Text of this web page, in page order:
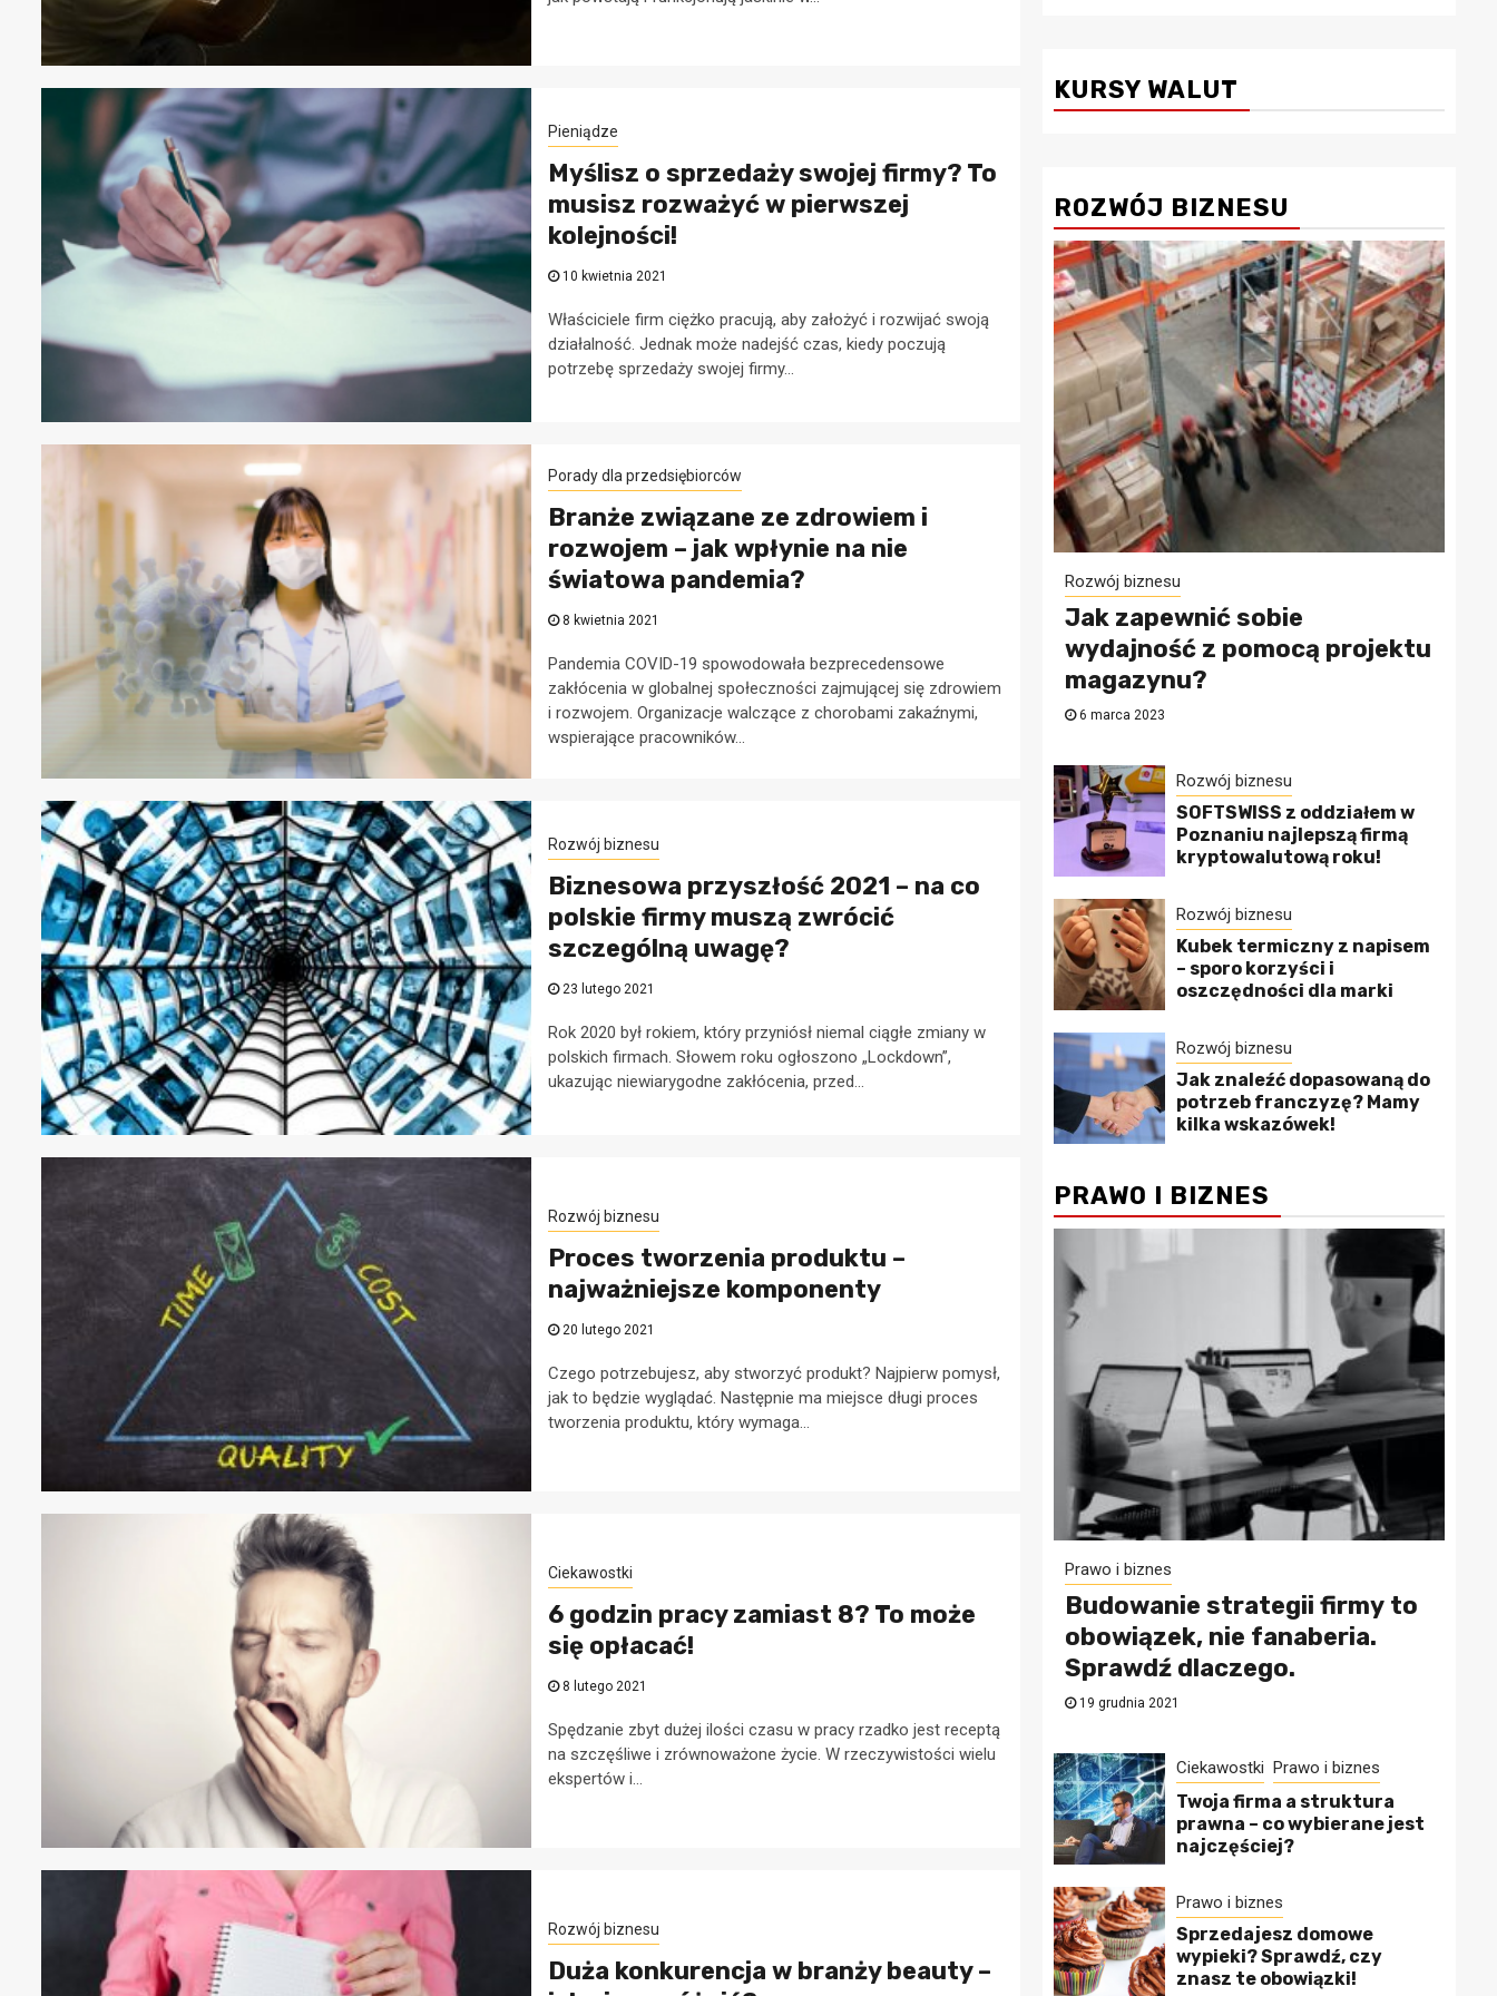
Pieniądze
Myślisz o sprzedaży swojej firmy? To
musisz rozważyć w pierwszej
kolejności!
10 kwietnia 2021
Właściciele firm ciężko pracują, aby założyć i rozwijać swoją
działalność. Jednak może nadejść czas, kiedy poczują
potrzebę sprzedaży swojej firmy...
Porady dla przedsiębiorców
Branże związane ze zdrowiem i
rozwojem – jak wpłynie na nie
światowa pandemia?
8 kwietnia 2021
Pandemia COVID-19 spowodowała bezprecedensowe
zakłócenia w globalnej społeczności zajmującej się zdrowiem
i rozwojem. Organizacje walczące z chorobami zakaźnymi,
wspierające pracowników...
Rozwój biznesu
Biznesowa przyszłość 2021 – na co
polskie firmy muszą zwrócić
szczególną uwagę?
23 lutego 2021
Rok 2020 był rokiem, który przyniósł niemal ciągłe zmiany w
polskich firmach. Słowem roku ogłoszono „Lockdown”,
ukazując niewiarygodne zakłócenia, przed...
Rozwój biznesu
Proces tworzenia produktu –
najważniejsze komponenty
20 lutego 2021
Czego potrzebujesz, aby stworzyć produkt? Najpierw pomysł,
jak to będzie wyglądać. Następnie ma miejsce długi proces
tworzenia produktu, który wymaga...
Ciekawostki
6 godzin pracy zamiast 8? To może
się opłacać!
8 lutego 2021
Spędzanie zbyt dużej ilości czasu w pracy rzadko jest receptą
na szczęśliwe i zrównoważone życie. W rzeczywistości wielu
ekspertów i...
Rozwój biznesu
Duża konkurencja w branży beauty –
KURSY WALUT
ROZWÓJ BIZNESU
Rozwój biznesu
Jak zapewnić sobie
wydajność z pomocą projektu
magazynu?
6 marca 2023
Rozwój biznesu
SOFTSWISS z oddziałem w
Poznaniu najlepszą firmą
kryptowalutową roku!
Rozwój biznesu
Kubek termiczny z napisem
– sporo korzyści i
oszczędności dla marki
Rozwój biznesu
Jak znaleźć dopasowaną do
potrzeb franczyzę? Mamy
kilka wskazówek!
PRAWO I BIZNES
Prawo i biznes
Budowanie strategii firmy to
obowiązek, nie fanaberia.
Sprawdź dlaczego.
19 grudnia 2021
Ciekawostki Prawo i biznes
Twoja firma a struktura
prawna – co wybierane jest
najczęściej?
Prawo i biznes
Sprzedajesz domowe
wypieki? Sprawdź, czy
znasz te obowiązki!